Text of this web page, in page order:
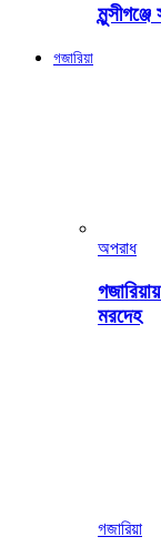
গজারিয়া
অপরাধ
মরদেহ
গজারিয়া